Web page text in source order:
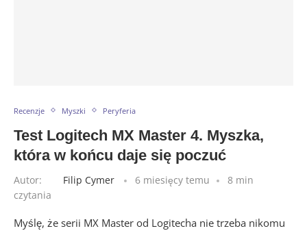
Recenzje Myszki Peryferia
Test Logitech MX Master 4. Myszka,
która w końcu daje się poczuć
Autor: Filip Cymer 6 miesięcy temu
8 min
czytania
Myślę, że serii MX Master od Logitecha nie trzeba nikomu